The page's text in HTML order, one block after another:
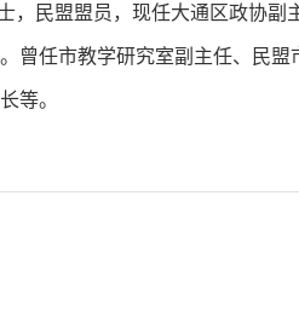
，民盟盟员，现任大通区政协副
曾任市教学研究室副主任、民盟
等。